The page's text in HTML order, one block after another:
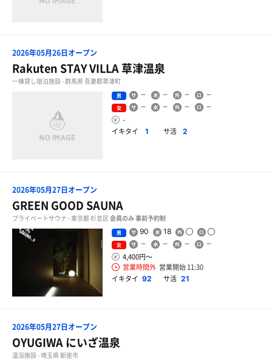
2026年05月26日オープン
Rakuten STAY VILLA 草津温泉
一棟貸し宿泊施設 - 群馬県 吾妻郡草津町
男
女
-
イキタイ
1 サ活 2
2026年05月27日オープン
GREEN GOOD SAUNA
プライベートサウナ - 東京都 杉並区 会員のみ事前予約制
男 90 18
女
4,400円〜
営業時間外 営業開始 11:30
イキタイ 92 サ活 21
2026年05月27日オープン
OYUGIWA にいざ温泉
温浴施設 - 埼玉県 新座市